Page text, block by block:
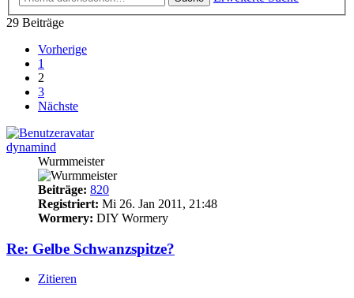
29 Beiträge
Vorherige
1
2
3
Nächste
dynamind
Wurmmeister
Beiträge: 820
Registriert: Mi 26. Jan 2011, 21:48
Wormery: DIY Wormery
Re: Gelbe Schwanzspitze?
Zitieren